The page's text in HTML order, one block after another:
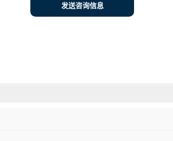
发送咨询信息